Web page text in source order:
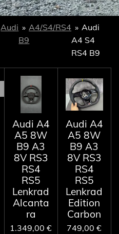
Audi » A4/S4/RS4
B9
» Audi
A4 S4
RS4 B9
Audi A4
A5 8W
B9 A3
8V RS3
RS4
RS5
Lenkrad
Alcanta
ra
1.349,00 €
Audi A4
A5 8W
B9 A3
8V RS3
RS4
RS5
Lenkrad
Edition
Carbon
749,00 €